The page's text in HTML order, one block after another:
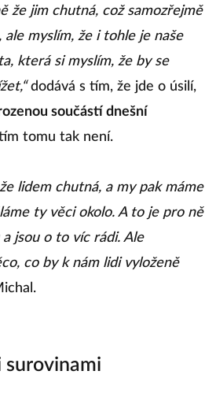
že jim chutná, což samozřejmě
myslím, že i tohle je naše
která si myslím, že by se
dodává s tím, že jde o úsilí,
součástí dnešní
tomu tak není.
lidem chutná, a my pak máme
ty věci okolo. A to je pro ně
jsou o to víc rádi. Ale
co by k nám lidi vyloženě
surovinami